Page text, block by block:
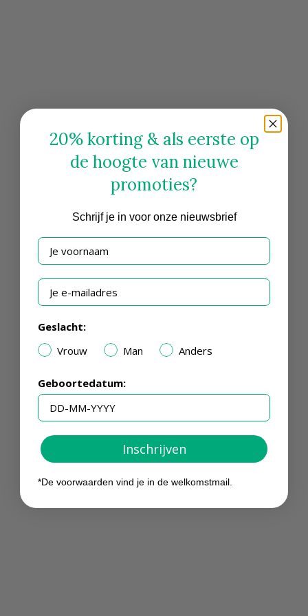
20% korting & als eerste op
de hoogte van nieuwe
promoties?
Schrijfje in voor onze nieuwsbrief
Je voornaam
Je e-mailadres
Geslacht:
Vrouw
Man Anders
Geboortedatum:
Inschrijven
*De voorwaarden vind je in de welkomstmail.